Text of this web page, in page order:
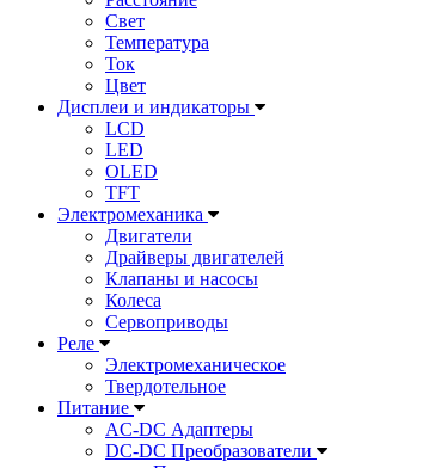
Свет
Температура
Ток
Цвет
Дисплеи и индикаторы
LCD
LED
OLED
TFT
Электромеханика
Двигатели
Драйверы двигателей
Клапаны и насосы
Колеса
Сервоприводы
Реле
Электромеханическое
Твердотельное
Питание
AC-DC Адаптеры
DC-DC Преобразователи